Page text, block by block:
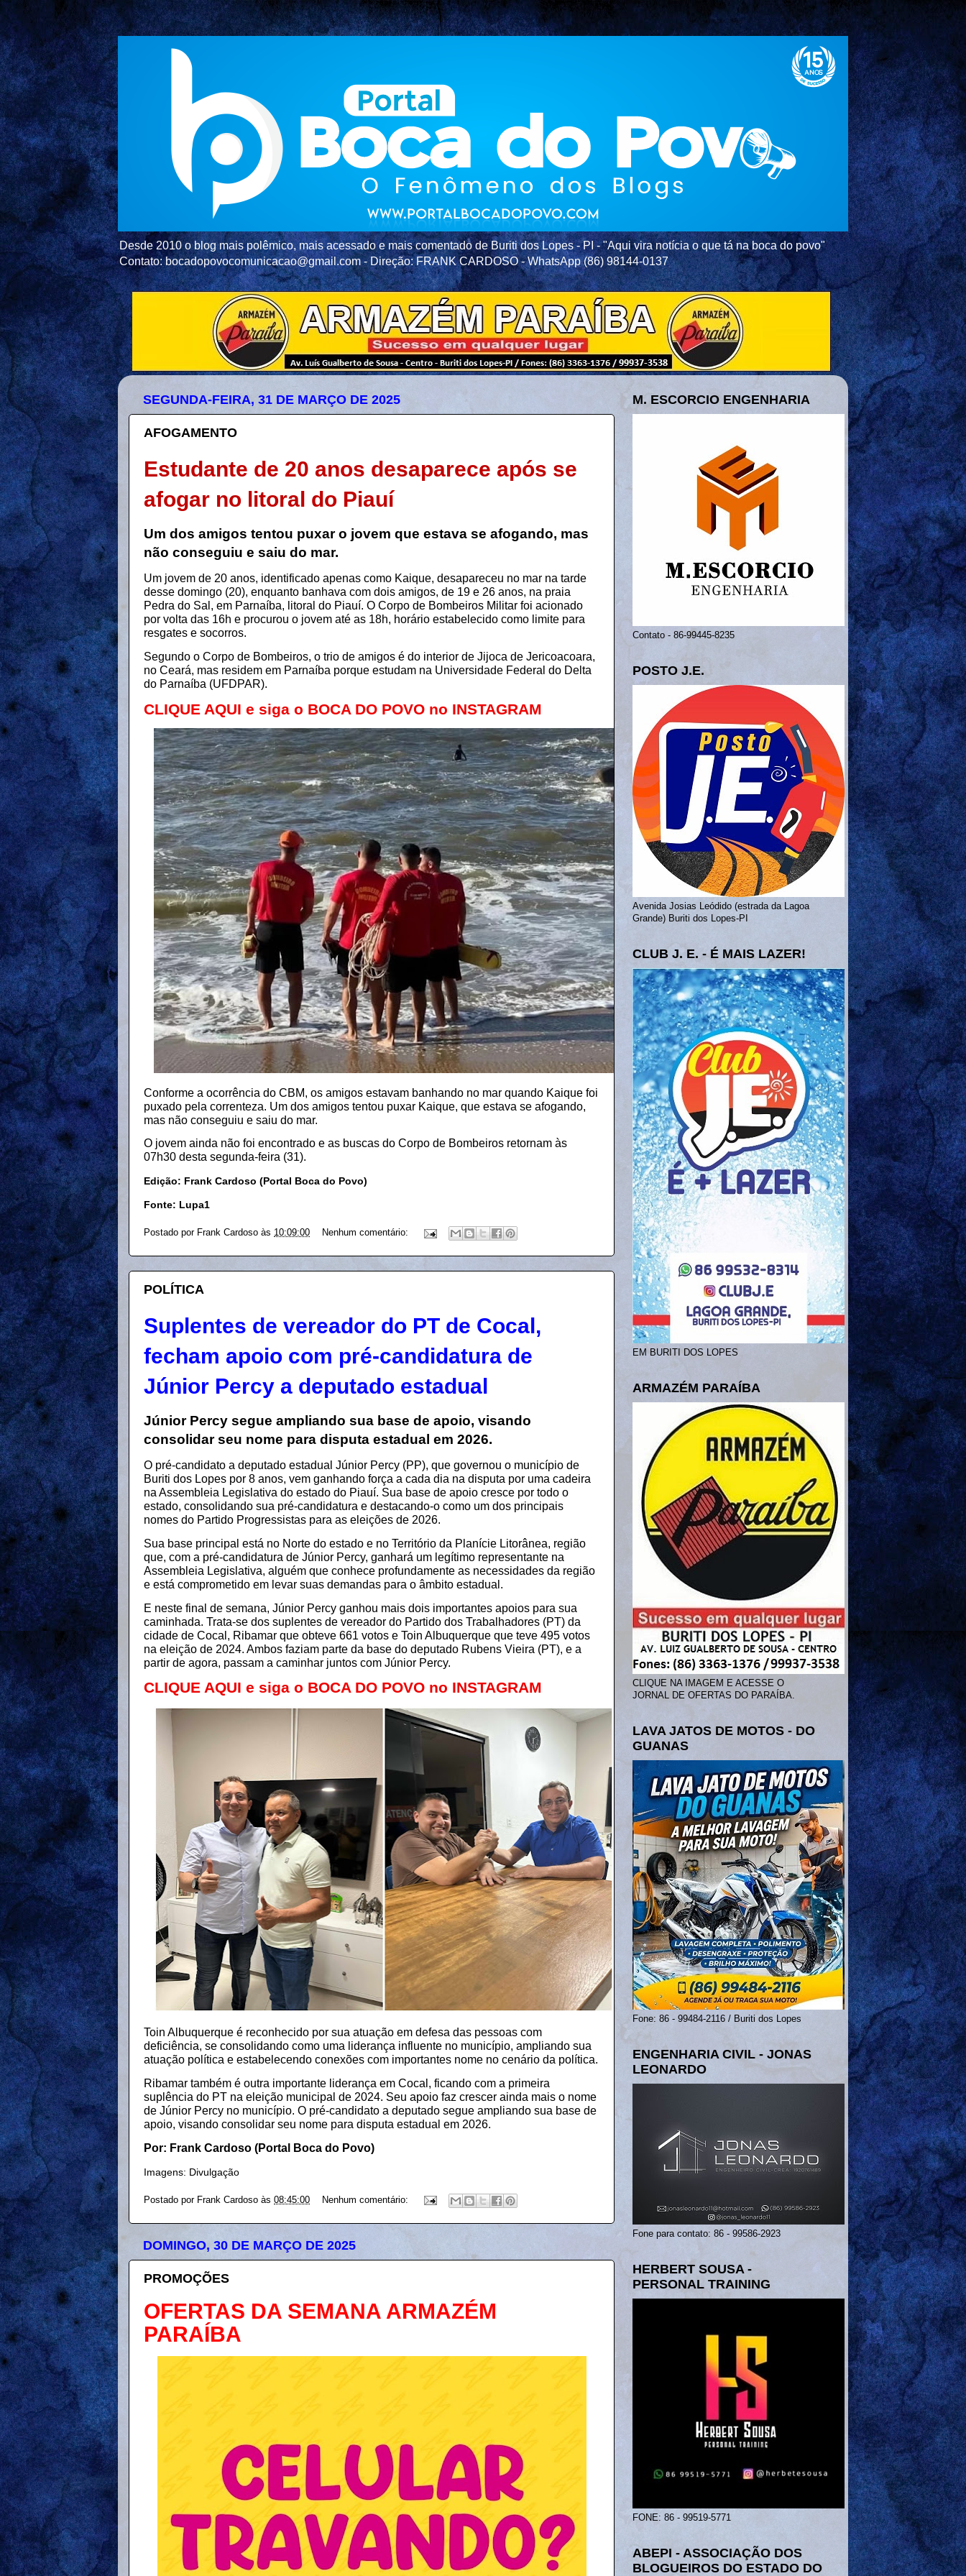
Desde 2010 o blog mais polêmico, mais acessado e mais comentado de Buriti dos Lopes - PI - "Aqui vira notícia o que tá na boca do povo"
Contato: bocadopovocomunicacao@gmail.com - Direção: FRANK CARDOSO - WhatsApp (86) 98144-0137
SEGUNDA-FEIRA, 31 DE MARÇO DE 2025
AFOGAMENTO
Estudante de 20 anos desaparece após se
afogar no litoral do Piauí
Um dos amigos tentou puxar o jovem que estava se afogando, mas
não conseguiu e saiu do mar.
Um jovem de 20 anos, identificado apenas como Kaique, desapareceu no mar na tarde
desse domingo (20), enquanto banhava com dois amigos, de 19 e 26 anos, na praia
Pedra do Sal, em Parnaíba, litoral do Piauí. O Corpo de Bombeiros Militar foi acionado
por volta das 16h e procurou o jovem até as 18h, horário estabelecido como limite para
resgates e socorros.
Segundo o Corpo de Bombeiros, o trio de amigos é do interior de Jijoca de Jericoacoara,
no Ceará, mas residem em Parnaíba porque estudam na Universidade Federal do Delta
do Parnaíba (UFDPAR).
CLIQUE AQUI e siga o BOCA DO POVO no INSTAGRAM
Conforme a ocorrência do CBM, os amigos estavam banhando no mar quando Kaique foi
puxado pela correnteza. Um dos amigos tentou puxar Kaique, que estava se afogando,
mas não conseguiu e saiu do mar.
O jovem ainda não foi encontrado e as buscas do Corpo de Bombeiros retornam às
07h30 desta segunda-feira (31).
Edição: Frank Cardoso (Portal Boca do Povo)
Fonte: Lupa1
Postado por Frank Cardoso às 10:09:00 Nenhum comentário:
POLÍTICA
Suplentes de vereador do PT de Cocal,
fecham apoio com pré-candidatura de
Júnior Percy a deputado estadual
Júnior Percy segue ampliando sua base de apoio, visando
consolidar seu nome para disputa estadual em 2026.
O pré-candidato a deputado estadual Júnior Percy (PP), que governou o município de
Buriti dos Lopes por 8 anos, vem ganhando força a cada dia na disputa por uma cadeira
na Assembleia Legislativa do estado do Piauí. Sua base de apoio cresce por todo o
estado, consolidando sua pré-candidatura e destacando-o como um dos principais
nomes do Partido Progressistas para as eleições de 2026.
Sua base principal está no Norte do estado e no Território da Planície Litorânea, região
que, com a pré-candidatura de Júnior Percy, ganhará um legítimo representante na
Assembleia Legislativa, alguém que conhece profundamente as necessidades da região
e está comprometido em levar suas demandas para o âmbito estadual.
E neste final de semana, Júnior Percy ganhou mais dois importantes apoios para sua
caminhada. Trata-se dos suplentes de vereador do Partido dos Trabalhadores (PT) da
cidade de Cocal, Ribamar que obteve 661 votos e Toin Albuquerque que teve 495 votos
na eleição de 2024. Ambos faziam parte da base do deputado Rubens Vieira (PT), e a
partir de agora, passam a caminhar juntos com Júnior Percy.
CLIQUE AQUI e siga o BOCA DO POVO no INSTAGRAM
Toin Albuquerque é reconhecido por sua atuação em defesa das pessoas com
deficiência, se consolidando como uma liderança influente no município, ampliando sua
atuação política e estabelecendo conexões com importantes nome no cenário da política.
Ribamar também é outra importante liderança em Cocal, ficando com a primeira
suplência do PT na eleição municipal de 2024. Seu apoio faz crescer ainda mais o nome
de Júnior Percy no município. O pré-candidato a deputado segue ampliando sua base de
apoio, visando consolidar seu nome para disputa estadual em 2026.
Por: Frank Cardoso (Portal Boca do Povo)
Imagens: Divulgação
Postado por Frank Cardoso às 08:45:00 Nenhum comentário:
DOMINGO, 30 DE MARÇO DE 2025
PROMOÇÕES
OFERTAS DA SEMANA ARMAZÉM
PARAÍBA
M. ESCORCIO ENGENHARIA
Contato - 86-99445-8235
POSTO J.E.
Avenida Josias Leódido (estrada da Lagoa
Grande) Buriti dos Lopes-PI
CLUB J. E. - É MAIS LAZER!
EM BURITI DOS LOPES
ARMAZÉM PARAÍBA
CLIQUE NA IMAGEM E ACESSE O
JORNAL DE OFERTAS DO PARAÍBA.
LAVA JATOS DE MOTOS - DO
GUANAS
Fone: 86 - 99484-2116 / Buriti dos Lopes
ENGENHARIA CIVIL - JONAS
LEONARDO
Fone para contato: 86 - 99586-2923
HERBERT SOUSA -
PERSONAL TRAINING
FONE: 86 - 99519-5771
ABEPI - ASSOCIAÇÃO DOS
BLOGUEIROS DO ESTADO DO